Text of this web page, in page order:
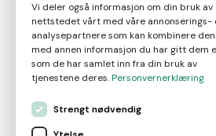
Nordvik Eiendomsmegling:
Nordvik & Partners i 1989 har
de ledende eiendomsmeglerne.
Eiendomsmegling yter
premiumsegmentet av
svært opptatt av kunnskap, tillit
Vi deler også informasjon om din bruk av
nettstedet vårt med våre annonserings-
analysepartnere som kan kombinere den
med annen informasjon du har gitt dem
som de har samlet inn fra din bruk av
tjenestene deres.Personvernerklæring
Strengt nødvendig